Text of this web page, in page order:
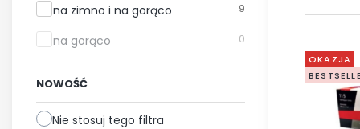
na zimno i na gorąco 9
na gorąco 0
NOWOŚĆ
Nie stosuj tego filtra
OKAZJA